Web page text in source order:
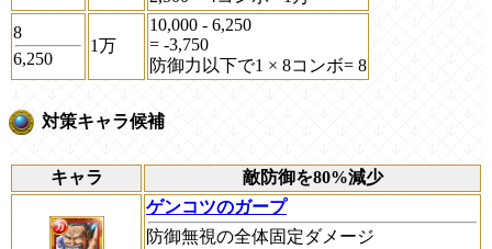
8
6,250
1万
10,000 - 6,250
= -3,750
防御力以下で1 × 8コンボ= 8
対策キャラ候補
キャラ
敵防御を80%減少
ゲンコツのガープ
防御無視の全体固定ダメージ